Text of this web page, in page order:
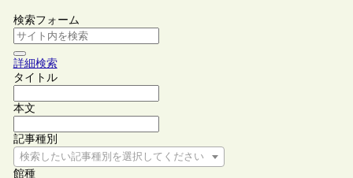
検索フォーム
詳細検索
タイトル
本文
記事種別
検索したい記事種別を選択してください
館種